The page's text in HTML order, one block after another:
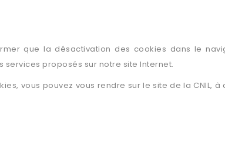
que la désactivation des cookies dans le
proposés sur notre site Internet.
vous pouvez vous rendre sur le site de la CNIL, à